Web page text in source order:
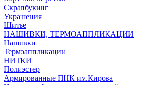
Скрапбукинг
Украшения
Шитье
НАШИВКИ, ТЕРМОАППЛИКАЦИИ
Нашивки
Термоаппликации
НИТКИ
Полиэстер
Армированные ПНК им.Кирова